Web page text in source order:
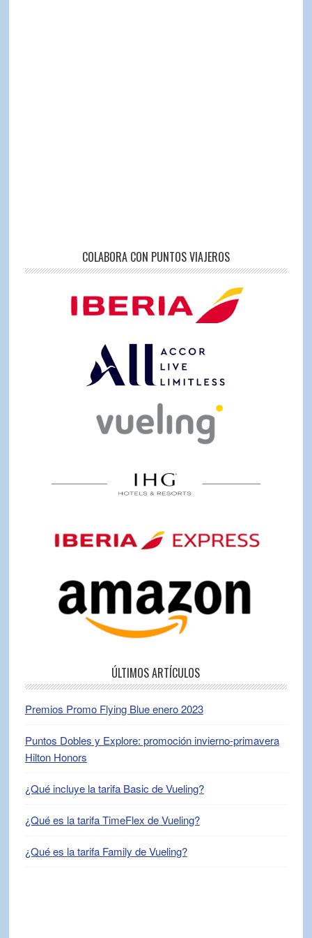
COLABORA CON PUNTOS VIAJEROS
ÚLTIMOS ARTÍCULOS
Premios Promo Flying Blue enero 2023
Puntos Dobles y Explore: promoción invierno-primavera
Hilton Honors
¿Qué incluye la tarifa Basic de Vueling?
¿Qué es la tarifa TimeFlex de Vueling?
¿Qué es la tarifa Family de Vueling?